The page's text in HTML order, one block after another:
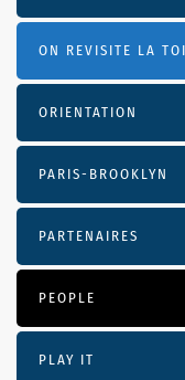
ON REVISITE LA
ORIENTATION
PARIS-BROOKLYN
PARTENAIRES
PEOPLE
PLAY IT